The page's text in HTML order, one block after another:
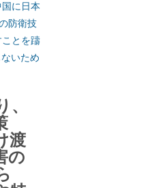
に日本
防衛技
とを躊
いため
渡
の